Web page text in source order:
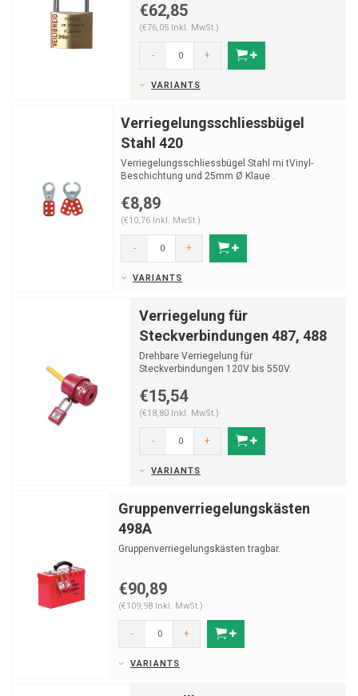
€62,85
(€76,05 Inkl. MwSt.)
- +
VARIANTS
Verriegelungsschliessbügel
Stahl 420
Verriegelungsschliessbügel Stahl mi tVinyl-
Beschichtung und 25mm Ø Klaue .
€8,89
(€10,76 Inkl. MwSt.)
- +
VARIANTS
Verriegelung für
Steckverbindungen 487, 488
Drehbare Verriegelung für
Steckverbindungen 120V bis 550V.
€15,54
(€18,80 Inkl. MwSt.)
- +
VARIANTS
Gruppenverriegelungskästen
498A
Gruppenverriegelungskästen tragbar.
€90,89
(€109,98 Inkl. MwSt.)
- +
VARIANTS